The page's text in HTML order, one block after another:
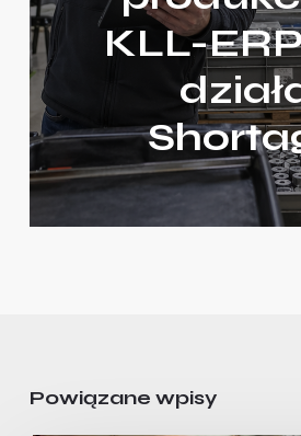
KLL-
Powiązane wpisy